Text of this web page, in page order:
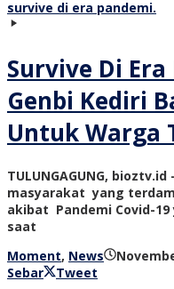
Survive Di
Genbi Kediri
Untuk Warga
TULUNGAGUNG,
masyarakat yang
akibat Pandemi Covid-
saat
Moment, News
Sebar Tweet